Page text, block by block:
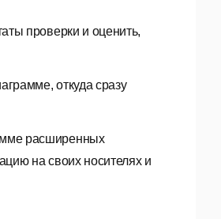
проверки и оценить,
откуда сразу
расширенных
на своих носителях и